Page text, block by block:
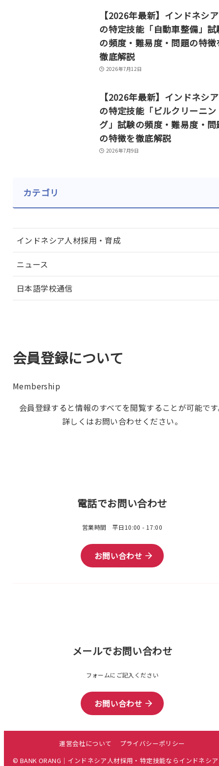
【2026年最新】インドネシ
の特定技能「自動車整備」試
の頻度・難易度・問題の特徴
徹底解説
2026年7月12日
【2026年最新】インドネシ
の特定技能「ビルクリーニン
グ」試験の頻度・難易度・問
の特徴を徹底解説
2026年7月9日
カテゴリ
インドネシア人材採用・育成
ニュース
日本語学校通信
会員登録について
Membership
会員登録すると情報のすべてを閲覧することが可能で
詳しくはお問い合わせください。
電話でお問い合わせ
営業時間 平日10:00 - 17:00
お問い合わせ
メールでお問い合わせ
フォームにご記入ください
お問い合わせ
運営会社について
プライバシーポリシー
© BANK ORANG｜インドネシア人材採用・特定技能ならインドネシ